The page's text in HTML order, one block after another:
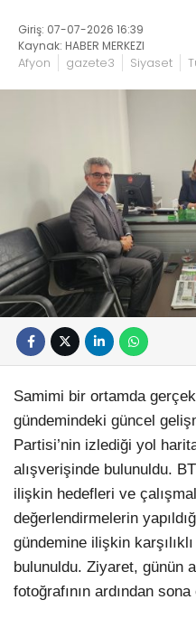
Giriş: 07-07-2026 16:39
Kaynak: HABER MERKEZI
Afyon gazete3 Siyaset
Samimi bir ortamda
gündemindeki güncel
Partisi’nin izlediği yol
alışverişinde bulunuldu.
ilişkin hedefleri ve
değerlendirmelerin
gündemine ilişkin
bulunuldu. Ziyaret, günün
fotoğrafının ardından sona